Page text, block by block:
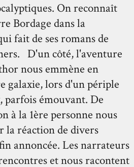
On reconnaît
Bordage dans la
fait de ses romans de
D'un côté, l'aventure
nous emmène en
galaxie, lors d'un périple
émouvant. De
à la 1ère personne nous
la réaction de divers
annoncée. Les narrateurs
et nous racontent